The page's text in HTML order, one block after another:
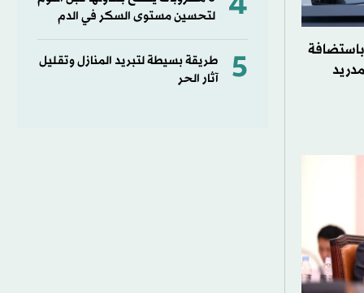
باستضافة
مدريد
لتحسين مستوى السكر في الدم
5
طريقة بسيطة لتبريد المنازل وتقليل
آثار الحر